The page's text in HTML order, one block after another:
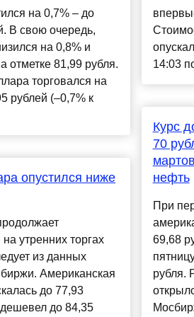
на 0,7% – до
В свою очередь,
на 0,8% и
отметке 81,99 рубля.
торговался на
рублей (–0,7% к
опустился ниже
на утренних торгах
из данных
Американская
до 77,93
до 84,35
14:03
Курс
70
нефть
При
69,68
рубля.